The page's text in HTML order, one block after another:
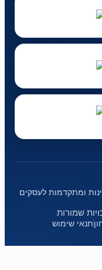
ומתקדמות לעסקים
תנאי שימוש